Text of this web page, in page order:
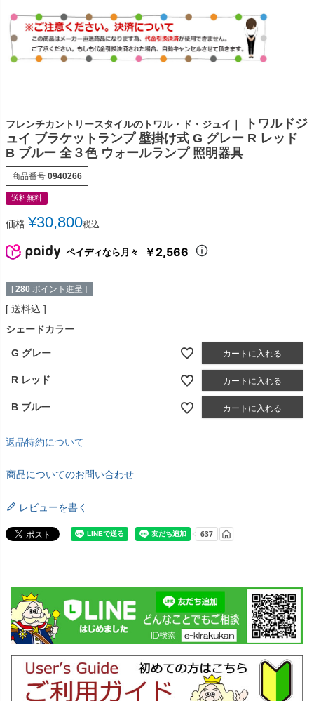
フレンチカントリースタイルのトワル・ド・ジュイ｜
トワルドジ
ュイ ブラケットランプ 壁掛け式 G グレー R レッド
B ブルー 全３色 ウォールランプ 照明器具
商品番号 0940266
送料無料
価格 ¥30,800税込
ペイディなら月々 ￥2,566
[ 280 ポイント進呈 ]
送料込
シェードカラー
G グレー カートに入れる
R レッド カートに入れる
B ブルー カートに入れる
返品特約について
商品についてのお問い合わせ
レビューを書く